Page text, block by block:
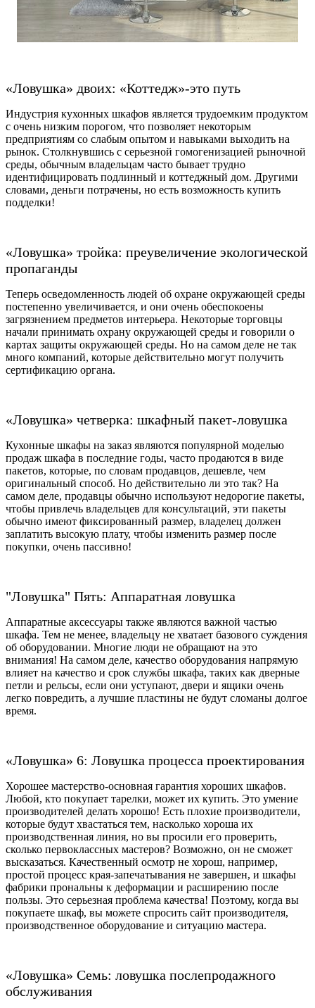
«Ловушка» двоих: «Коттедж»-это путь
Индустрия кухонных шкафов является трудоемким продуктом
с очень низким порогом, что позволяет некоторым
предприятиям со слабым опытом и навыками выходить на
рынок. Столкнувшись с серьезной гомогенизацией рыночной
среды, обычным владельцам часто бывает трудно
идентифицировать подлинный и коттеджный дом. Другими
словами, деньги потрачены, но есть возможность купить
подделки!
«Ловушка» тройка: преувеличение экологической
пропаганды
Теперь осведомленность людей об охране окружающей среды
постепенно увеличивается, и они очень обеспокоены
загрязнением предметов интерьера. Некоторые торговцы
начали принимать охрану окружающей среды и говорили о
картах защиты окружающей среды. Но на самом деле не так
много компаний, которые действительно могут получить
сертификацию органа.
«Ловушка» четверка: шкафный пакет-ловушка
Кухонные шкафы на заказ являются популярной моделью
продаж шкафа в последние годы, часто продаются в виде
пакетов, которые, по словам продавцов, дешевле, чем
оригинальный способ. Но действительно ли это так? На
самом деле, продавцы обычно используют недорогие пакеты,
чтобы привлечь владельцев для консультаций, эти пакеты
обычно имеют фиксированный размер, владелец должен
заплатить высокую плату, чтобы изменить размер после
покупки, очень пассивно!
"Ловушка" Пять: Аппаратная ловушка
Аппаратные аксессуары также являются важной частью
шкафа. Тем не менее, владельцу не хватает базового суждения
об оборудовании. Многие люди не обращают на это
внимания! На самом деле, качество оборудования напрямую
влияет на качество и срок службы шкафа, таких как дверные
петли и рельсы, если они уступают, двери и ящики очень
легко повредить, а лучшие пластины не будут сломаны долгое
время.
«Ловушка» 6: Ловушка процесса проектирования
Хорошее мастерство-основная гарантия хороших шкафов.
Любой, кто покупает тарелки, может их купить. Это умение
производителей делать хорошо! Есть плохие производители,
которые будут хвастаться тем, насколько хороша их
производственная линия, но вы просили его проверить,
сколько первоклассных мастеров? Возможно, он не сможет
высказаться. Качественный осмотр не хорош, например,
простой процесс края-запечатывания не завершен, и шкафы
фабрики прональны к деформации и расширению после
пользы. Это серьезная проблема качества! Поэтому, когда вы
покупаете шкаф, вы можете спросить сайт производителя,
производственное оборудование и ситуацию мастера.
«Ловушка» Семь: ловушка послепродажного
обслуживания